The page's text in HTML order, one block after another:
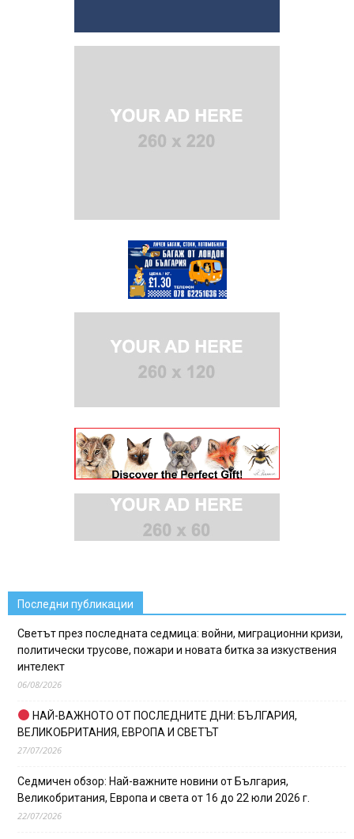
Последни публикации
Светът през последната седмица: войни, миграционни кризи,
политически трусове, пожари и новата битка за изкуствения
интелект
06/08/2026
НАЙ-ВАЖНОТО ОТ ПОСЛЕДНИТЕ ДНИ: БЪЛГАРИЯ,
ВЕЛИКОБРИТАНИЯ, ЕВРОПА И СВЕТЪТ
27/07/2026
Седмичен обзор: Най-важните новини от България,
Великобритания, Европа и света от 16 до 22 юли 2026 г.
22/07/2026